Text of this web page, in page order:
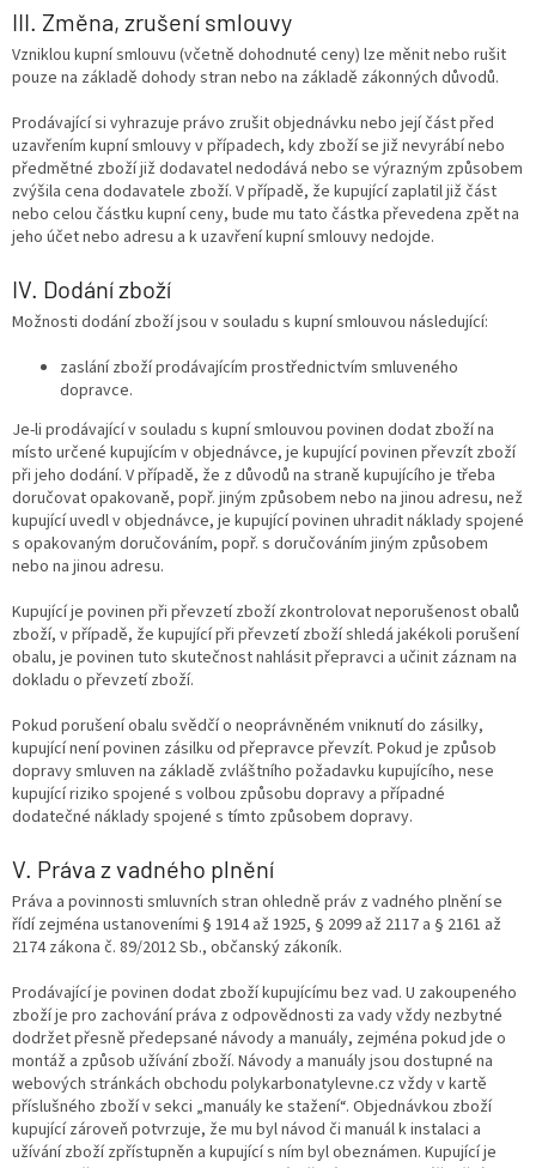
III. Změna, zrušení smlouvy
Vzniklou kupní smlouvu (včetně dohodnuté ceny) lze měnit nebo rušit
pouze na základě dohody stran nebo na základě zákonných důvodů.
Prodávající si vyhrazuje právo zrušit objednávku nebo její část před
uzavřením kupní smlouvy v případech, kdy zboží se již nevyrábí nebo
předmětné zboží již dodavatel nedodává nebo se výrazným způsobem
zvýšila cena dodavatele zboží. V případě, že kupující zaplatil již část
nebo celou částku kupní ceny, bude mu tato částka převedena zpět na
jeho účet nebo adresu a k uzavření kupní smlouvy nedojde.
IV. Dodání zboží
Možnosti dodání zboží jsou v souladu s kupní smlouvou následující:
zaslání zboží prodávajícím prostřednictvím smluveného
dopravce.
Je-li prodávající v souladu s kupní smlouvou povinen dodat zboží na
místo určené kupujícím v objednávce, je kupující povinen převzít zboží
při jeho dodání. V případě, že z důvodů na straně kupujícího je třeba
doručovat opakovaně, popř. jiným způsobem nebo na jinou adresu, než
kupující uvedl v objednávce, je kupující povinen uhradit náklady spojené
s opakovaným doručováním, popř. s doručováním jiným způsobem
nebo na jinou adresu.
Kupující je povinen při převzetí zboží zkontrolovat neporušenost obalů
zboží, v případě, že kupující při převzetí zboží shledá jakékoli porušení
obalu, je povinen tuto skutečnost nahlásit přepravci a učinit záznam na
dokladu o převzetí zboží.
Pokud porušení obalu svědčí o neoprávněném vniknutí do zásilky,
kupující není povinen zásilku od přepravce převzít. Pokud je způsob
dopravy smluven na základě zvláštního požadavku kupujícího, nese
kupující riziko spojené s volbou způsobu dopravy a případné
dodatečné náklady spojené s tímto způsobem dopravy.
V. Práva z vadného plnění
Práva a povinnosti smluvních stran ohledně práv z vadného plnění se
řídí zejména ustanoveními § 1914 až 1925, § 2099 až 2117 a § 2161 až
2174 zákona č. 89/2012 Sb., občanský zákoník.
Prodávající je povinen dodat zboží kupujícímu bez vad. U zakoupeného
zboží je pro zachování práva z odpovědnosti za vady vždy nezbytné
dodržet přesně předepsané návody a manuály, zejména pokud jde o
montáž a způsob užívání zboží. Návody a manuály jsou dostupné na
webových stránkách obchodu polykarbonatylevne.cz vždy v kartě
příslušného zboží v sekci „manuály ke stažení“. Objednávkou zboží
kupující zároveň potvrzuje, že mu byl návod či manuál k instalaci a
užívání zboží zpřístupněn a kupující s ním byl obeznámen. Kupující je